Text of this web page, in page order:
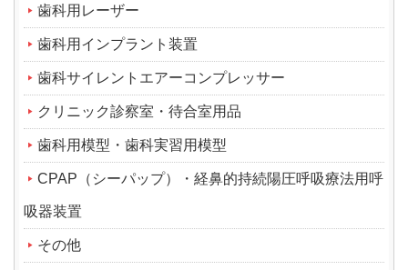
歯科用レーザー
歯科用インプラント装置
歯科サイレントエアーコンプレッサー
クリニック診察室・待合室用品
歯科用模型・歯科実習用模型
CPAP（シーパップ）・経鼻的持続陽圧呼吸療法用呼
吸器装置
その他